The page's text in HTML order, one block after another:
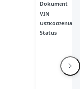
Dokument
VIN
Uszkodzenia
Status